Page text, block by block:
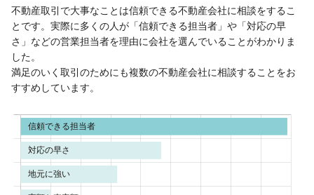
不動産取引で大事なことは信頼できる不動産会社に相談をするこ
とです。実際に多くの人が「信頼できる担当者」や「対応の早
さ」などの営業担当者を理由に会社を選んでいることがわかりま
した。
満足のいく取引のためにも複数の不動産会社に相談することをお
すすめしています。